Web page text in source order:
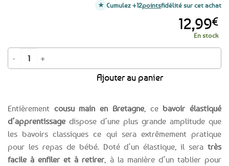
Entièrement cousu main en Bretagne, ce bavoir élastiqué
d’apprentissage dispose d’une plus grande amplitude que
les bavoirs classiques ce qui sera extrêmement pratique
pour les repas de bébé. Doté d’un élastique, il sera très
facile à enfiler et à retirer , à la manière d’un tablier pour
12,99€
En stock
quantité de Grand bavoir élastiqué spécial repas / Bavoir
Ajouter au panier
Cumulez +12pointsfidélité sur cet achat